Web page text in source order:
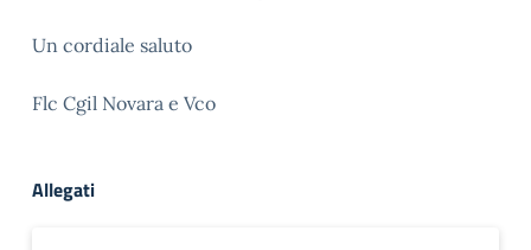
Un cordiale saluto
Flc Cgil Novara e Vco
Allegati